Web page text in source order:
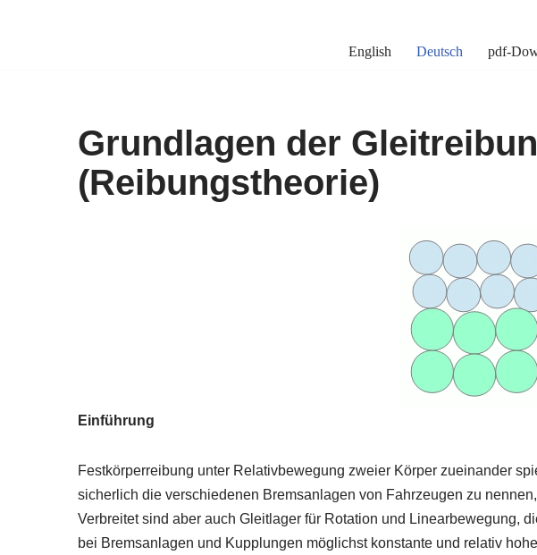
English Deutsch pdf-
Grundlagen der
(Reibungstheorie)
Einführung
Festkörperreibung unter Relativbewegung zweier Körper zueinander
sicherlich die verschiedenen Bremsanlagen von Fahrzeugen zu
Verbreitet sind aber auch Gleitlager für Rotation und Linearbewegung,
bei Bremsanlagen und Kupplungen möglichst konstante und relativ